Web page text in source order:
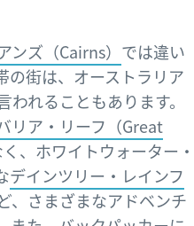
ンズ（Cairns） では違い
の街は、オーストラリア
れることもあります。
リア・リーフ（Great
、ホワイトウォーター・
デインツリー・レインフ
、さまざまなアドベンチ